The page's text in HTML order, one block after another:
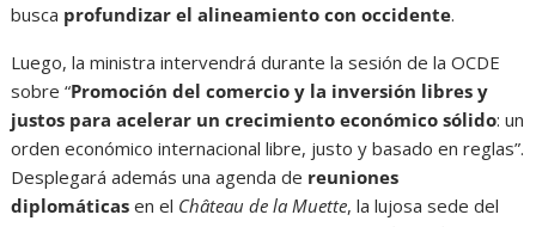
busca profundizar el alineamiento con occidente.
Luego, la ministra intervendrá durante la sesión de la OCDE
sobre “Promoción del comercio y la inversión libres y
justos para acelerar un crecimiento económico sólido: un
orden económico internacional libre, justo y basado en reglas”.
Desplegará además una agenda de reuniones
diplomáticasen el Château de la Muette, la lujosa sede del